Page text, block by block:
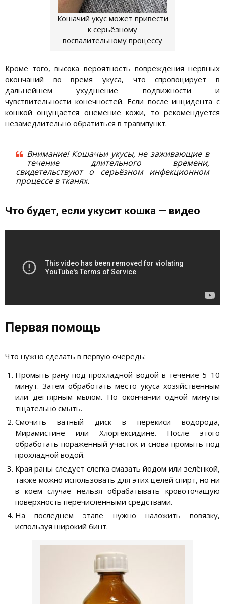
Кошачий укус может привести
к серьёзному
воспалительному процессу
Кроме того, высока вероятность повреждения нервных
окончаний во время укуса, что спровоцирует в
дальнейшем ухудшение подвижности и
чувствительности конечностей. Если после инцидента с
кошкой ощущается онемение кожи, то рекомендуется
незамедлительно обратиться в травмпункт.
Внимание! Кошачьи укусы, не заживающие в
течение длительного времени,
свидетельствуют о серьёзном инфекционном
процессе в тканях.
Что будет, если укусит кошка — видео
Первая помощь
Что нужно сделать в первую очередь:
Промыть рану под прохладной водой в течение 5–10
минут. Затем обработать место укуса хозяйственным
или дегтярным мылом. По окончании одной минуты
тщательно смыть.
Смочить ватный диск в перекиси водорода,
Мирамистине или Хлоргексидине. После этого
обработать поражённый участок и снова промыть под
прохладной водой.
Края раны следует слегка смазать йодом или зелёнкой,
также можно использовать для этих целей спирт, но ни
в коем случае нельзя обрабатывать кровоточащую
поверхность перечисленными средствами.
На последнем этапе нужно наложить повязку,
используя широкий бинт.